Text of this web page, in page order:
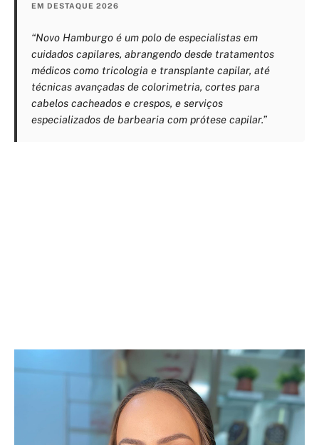
EM DESTAQUE 2026
“Novo Hamburgo é um polo de especialistas em
cuidados capilares, abrangendo desde tratamentos
médicos como tricologia e transplante capilar, até
técnicas avançadas de colorimetria, cortes para
cabelos cacheados e crespos, e serviços
especializados de barbearia com prótese capilar.”